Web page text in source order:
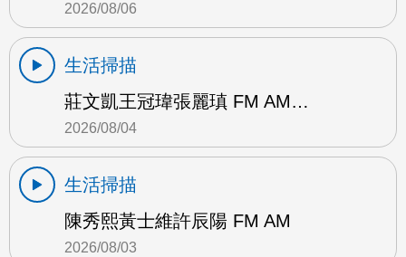
2026/08/06
生活掃描
莊文凱王冠瑋張麗瑱 FM AM…
2026/08/04
生活掃描
陳秀熙黃士維許辰陽 FM AM
2026/08/03